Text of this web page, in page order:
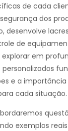
de cada
dos
desenvolve
de
em
e a
cada situação.
exemplos